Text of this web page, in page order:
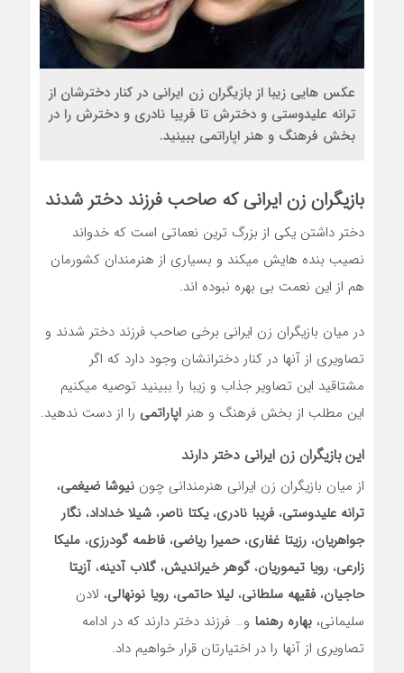
عکس هایی زیبا از بازیگران زن ایرانی در کنار دخترشان از
ترانه علیدوستی و دخترش تا فریبا نادری و دخترش را در
بخش فرهنگ و هنر اپاراتمی ببینید.
بازیگران زنایرانی که صاحب فرزند دختر شدند
دختر داشتن یکی از بزرگ ترین نعماتی است که خدواند
نصیب بنده هایش میکند و بسیاری از هنرمندان کشورمان
هم از این نعمت بی بهره نبوده اند.
در میان بازیگران زن ایرانی برخی صاحب فرزند دختر شدند و
تصاویری از آنها در کنار دخترانشان وجود دارد که اگر
مشتاقید این تصاویر جذاب و زیبا را ببینید توصیه میکنیم
این مطلب از بخش فرهنگ و هنر اپاراتمی را از دست ندهید.
این بازیگران زن ایرانی دختر دارند
از میان بازیگران زن ایرانی هنرمندانی چون نیوشا ضیغمی،
ترانه علیدوستی، فریبا نادری،یکتا ناصر، شیلا خداداد، نگار
جواهریان، رزیتا غفاری،حمیرا ریاضی، فاطمه گودرزی، ملیکا
زارعی، رویا تیموریان، گوهر خیراندیش، گلاب آدینه، آزیتا
حاجیان، فقیهه سلطانی، لیلا حاتمی، رویا نونهالی، لادن
سلیمانی، بهاره رهنما و… فرزند دختر دارند که در ادامه
تصاویری از آنها را در اختیارتان قرار خواهیم داد.